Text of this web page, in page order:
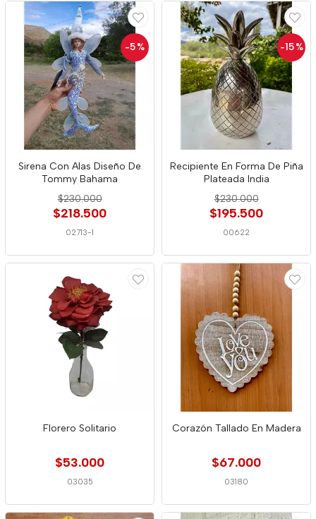
-5 %
Sirena Con Alas Diseño De
Tommy Bahama
$230.000
$218.500
02713-1
-15 %
Recipiente En Forma De Piña
Plateada India
$230.000
$195.500
00622
Florero Solitario
$53.000
03035
Corazón Tallado En Madera
$67.000
03180